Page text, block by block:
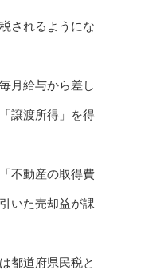
されるようにな
月給与から差し
譲渡所得」を得
不動産の取得費
いた売却益が課
都道府県民税と